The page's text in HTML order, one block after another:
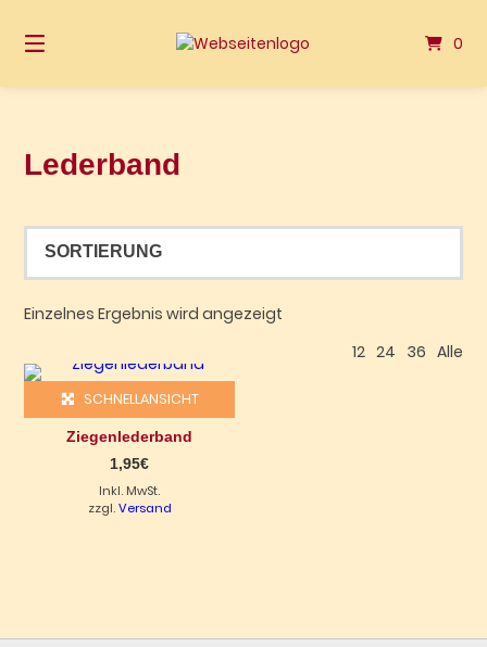
zum
0
Lederband
Einzelnes Ergebnis wird angezeigt
12 24 36 Alle
Dieses Produkt weist mehrere Varianten auf. Die Optionen können auf der Produktseite gewählt werden
SCHNELLANSICHT
Ziegenlederband
1,95€
Inkl. MwSt.
zzgl.Versand